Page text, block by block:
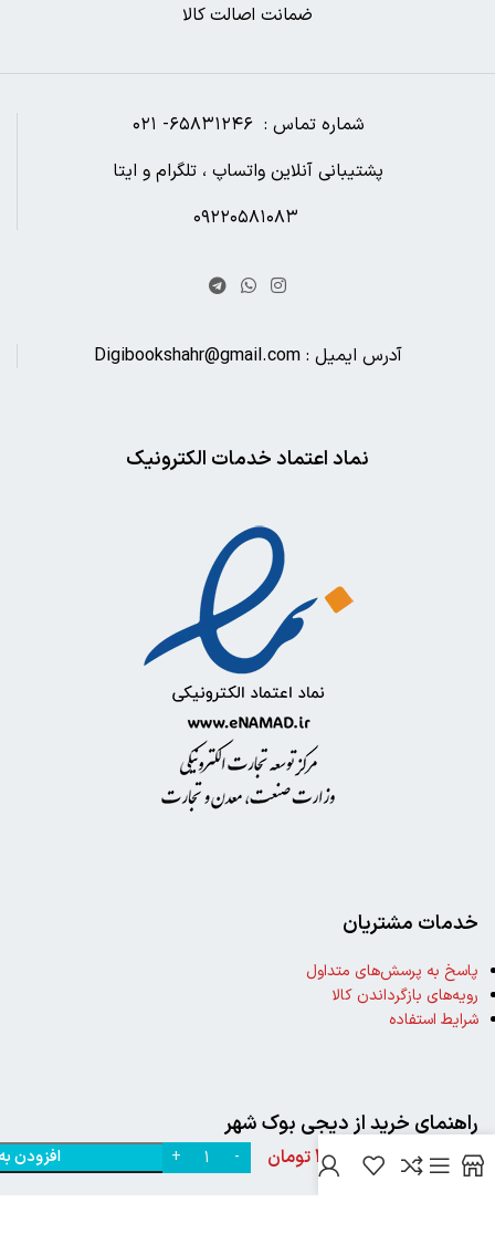
ضمانت اصالت کالا
شماره تماس : ۶۵۸۳۱۲۴۶- ۰۲۱
پشتیبانی آنلاین واتساپ ، تلگرام و ایتا
آدرس ایمیل : Digibookshahr@gmail.com
نماد اعتماد خدمات الکترونیک
خدمات مشتریان
پاسخ به پرسش‌های متداول
رویه‌های بازگرداندن کالا
شرایط استفاده
راهنمای خرید از دیجی بوک شهر
نحوه ثبت سفارش
ریحانه
بهشتی
اثر
سیما
300,000تومان افزودن 0